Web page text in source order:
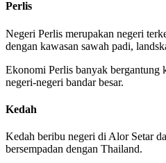
Perlis
Negeri Perlis merupakan negeri
dengan kawasan sawah padi,
Ekonomi Perlis banyak bergantung
negeri-negeri bandar besar.
Kedah
Kedah beribu negeri di Alor Setar
bersempadan dengan Thailand.